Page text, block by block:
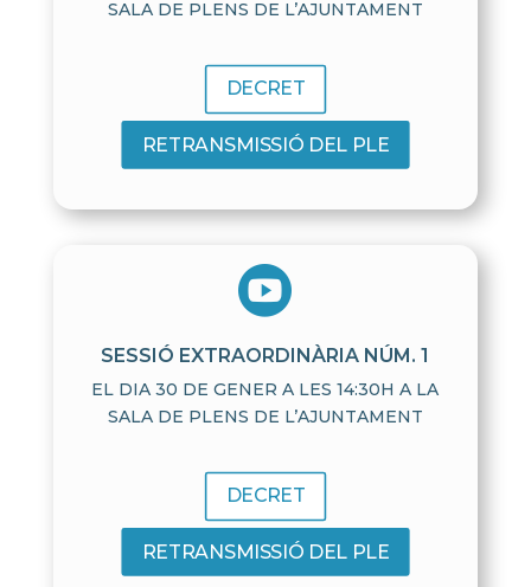
SALA DE PLENS DE L’AJUNTAMENT
DECRET
RETRANSMISSIÓ DEL PLE

SESSIÓ EXTRAORDINÀRIA NÚM. 1
EL DIA 30 DE GENER A LES 14:30H A LA
SALA DE PLENS DE L’AJUNTAMENT
DECRET
RETRANSMISSIÓ DEL PLE